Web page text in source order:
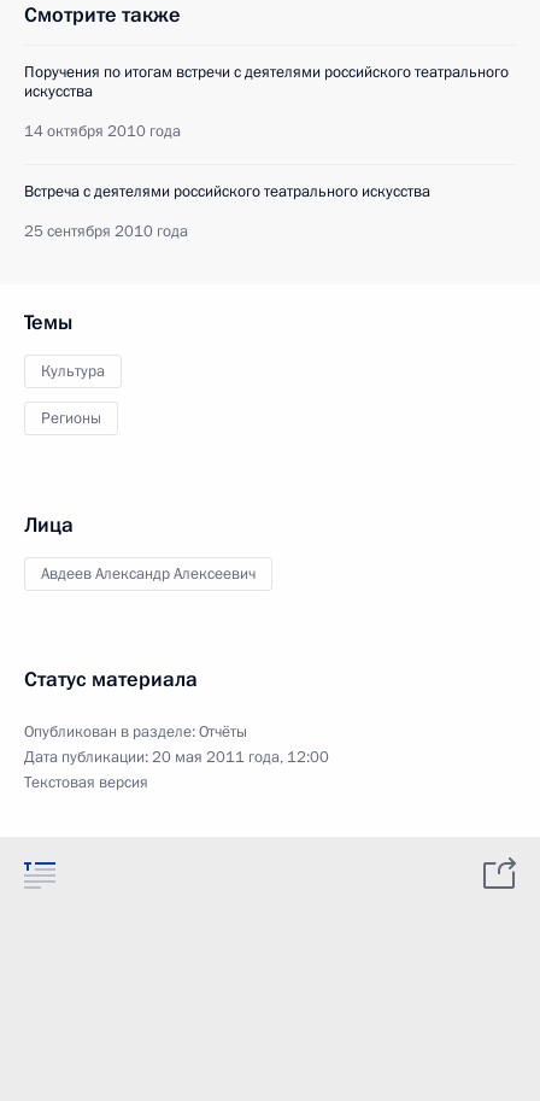
Смотрите также
Поручения по итогам встречи с деятелями российского театрального
искусства
14 октября 2010 года
Встреча с деятелями российского театрального искусства
25 сентября 2010 года
Темы
Культура
Регионы
Лица
Авдеев Александр Алексеевич
Статус материала
Опубликован в разделе:Отчёты
Дата публикации:20 мая 2011 года, 12:00
Текстовая версия